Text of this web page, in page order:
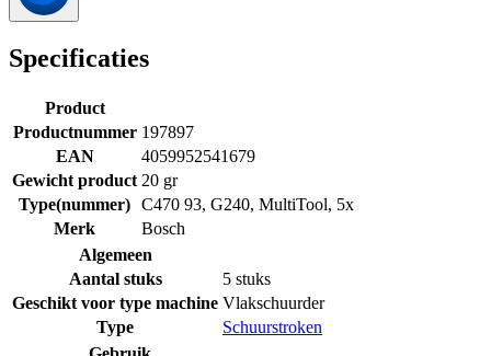
Specificaties
Product
Productnummer 197897
EAN
4059952541679
Gewicht product 20 gr
Type(nummer) C470 93, G240, MultiTool, 5x
Merk
Bosch
Algemeen
Aantal stuks
5 stuks
Geschikt voor type machine Vlakschuurder
Type
Schuurstroken